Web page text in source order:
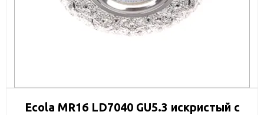
Ecola MR16 LD7040 GU5.3 искристый с